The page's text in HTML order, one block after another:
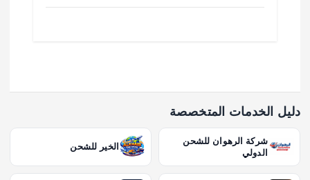
دليل الخدمات المتخصصة
شركة الرهوان للشحن
الدولي
الخير للشحن